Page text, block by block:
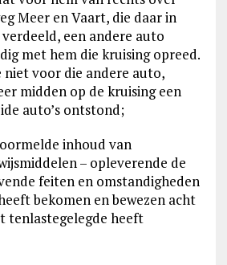
Meer en Vaart, die daar in
een andere auto
met hem die kruising opreed.
voor die andere auto,
midden op de kruising een
auto’s ontstond;
inhoud van
– opleverende de
feiten en omstandigheden
bekomen en bewezen acht
tenlastegelegde heeft